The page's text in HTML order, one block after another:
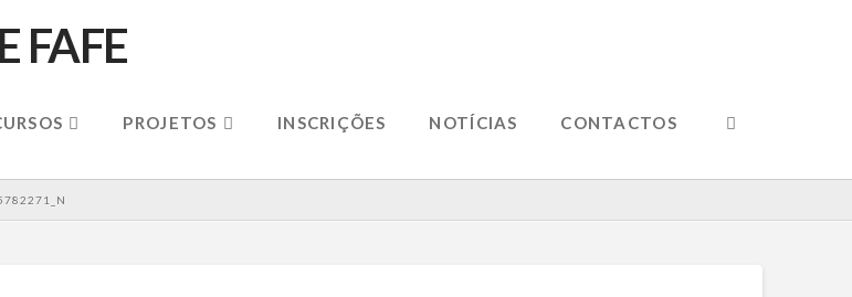
PROJETOS INSCRIÇÕES NOTÍCIAS CONTACTOS